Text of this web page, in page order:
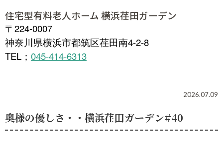
住宅型有料老人ホーム 横浜荏田ガーデン
〒224-0007
神奈川県横浜市都筑区荏田南4-2-8
TEL ； 045-414-6313
2026.07.09
奥様の優しさ・・横浜荏田ガーデン#40